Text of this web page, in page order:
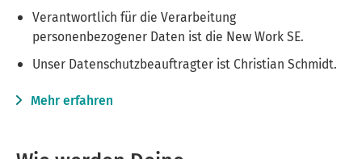
Verantwortlich für die Verarbeitung
personenbezogener Daten ist die New Work SE.
Unser Datenschutzbeauftragter ist Christian Schmidt.
Mehr erfahren